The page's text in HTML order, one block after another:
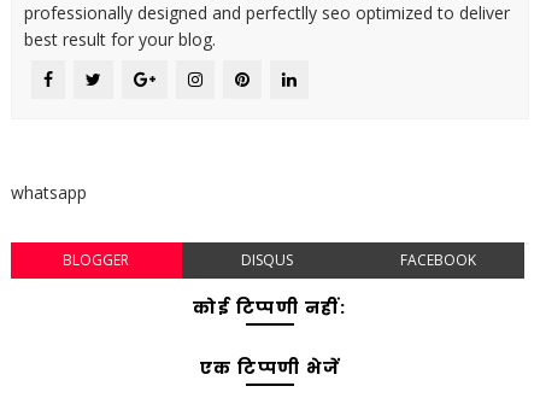
professionally designed and perfectlly seo optimized to deliver
best result for your blog.
whatsapp
BLOGGER DISQUS FACEBOOK
कोई टिप्पणी नहीं:
एक टिप्पणी भेजें